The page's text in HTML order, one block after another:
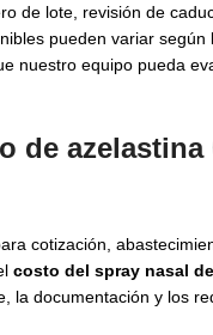
de lote, revisión de
pueden variar
nuestro equipo pueda
de
cotización,
costo del spray nasal
la documentación y los